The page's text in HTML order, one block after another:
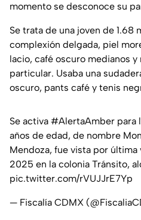
momento se desconoce su
Se trata de una joven de 1.68
complexión delgada, piel
lacio, café oscuro medianos y
particular. Usaba una
oscuro, pants café y tenis
Se activa #AlertaAmber para
años de edad, de nombre
Mendoza, fue vista por
2025 en la colonia Tránsito,
pic.twitter.com/rVUJJrE7Yp
— Fiscalía CDMX